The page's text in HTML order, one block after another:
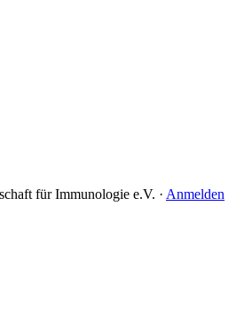
für Immunologie e.V. · Anmelden